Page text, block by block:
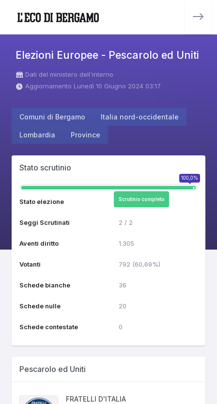
Elezioni Europee - Pescarolo ed Uniti
Dati del ministero dell'interno
Aggiornamento Lunedì 10 Giugno 2024 03:17
Comuni di Bergamo Italia nord-occidentale
Lombardia Province
Stato scrutinio
100,0%
Stato elezione Scrutinio completo
Seggi Scrutinati 2 / 2
Aventi diritto 1.305
Votanti 792 (60,69%)
Schede bianche 36
Schede nulle 20
Schede contestate 0
Pescarolo ed Uniti
FRATELLI D'ITALIA